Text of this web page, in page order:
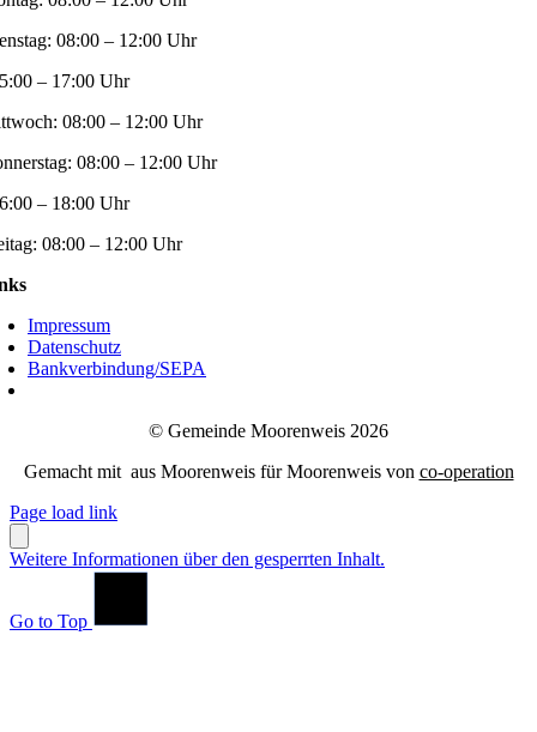
08:00 – 12:00 Uhr
– 17:00 Uhr
08:00 – 12:00 Uhr
08:00 – 12:00 Uhr
– 18:00 Uhr
08:00 – 12:00 Uhr
Impressum
Datenschutz
Bankverbindung/SEPA
© Gemeinde Moorenweis 2026
Gemacht mit aus Moorenweis für Moorenweis von co-operation
Page load link
Weitere Informationen über den gesperrten Inhalt.
Go to Top